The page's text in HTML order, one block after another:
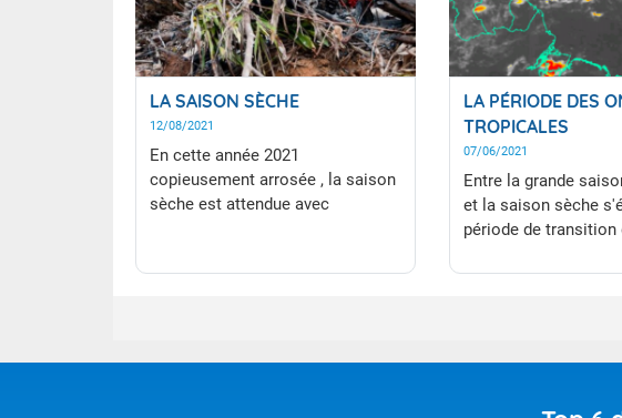
LA SAISON SÈCHE
12/08/2021
En cette année 2021
copieusement arrosée , la saison
sèche est attendue avec
ont ponctué la première
LA PÉRIODE DES
TROPICALES
07/06/2021
Entre la grande
et la saison sèche
période de transition
mais possède tout